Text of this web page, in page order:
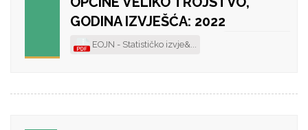
GODINA IZVJEŠĆA: 2022
EOJN - Statističko izvje&...